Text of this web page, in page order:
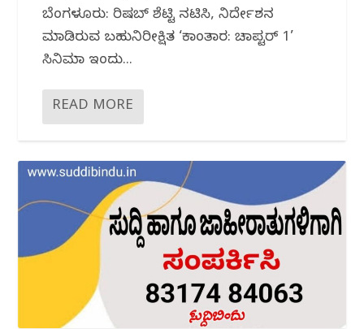
ಬೆಂಗಳೂರು: ರಿಷಬ್ ಶೆಟ್ಟಿ ನಟಿಸಿ, ನಿರ್ದೇಶನ
ಮಾಡಿರುವ ಬಹುನಿರೀಕ್ಷಿತ ‘ಕಾಂತಾರ: ಚಾಪ್ಟರ್ 1’
ಸಿನಿಮಾ ಇಂದು...
READ MORE